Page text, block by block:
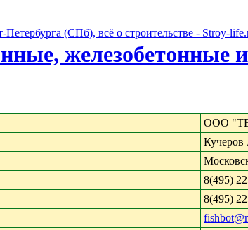
(СПб), всё о строительстве - Stroy-
железобетонные
ООО
8(495)
8(495)